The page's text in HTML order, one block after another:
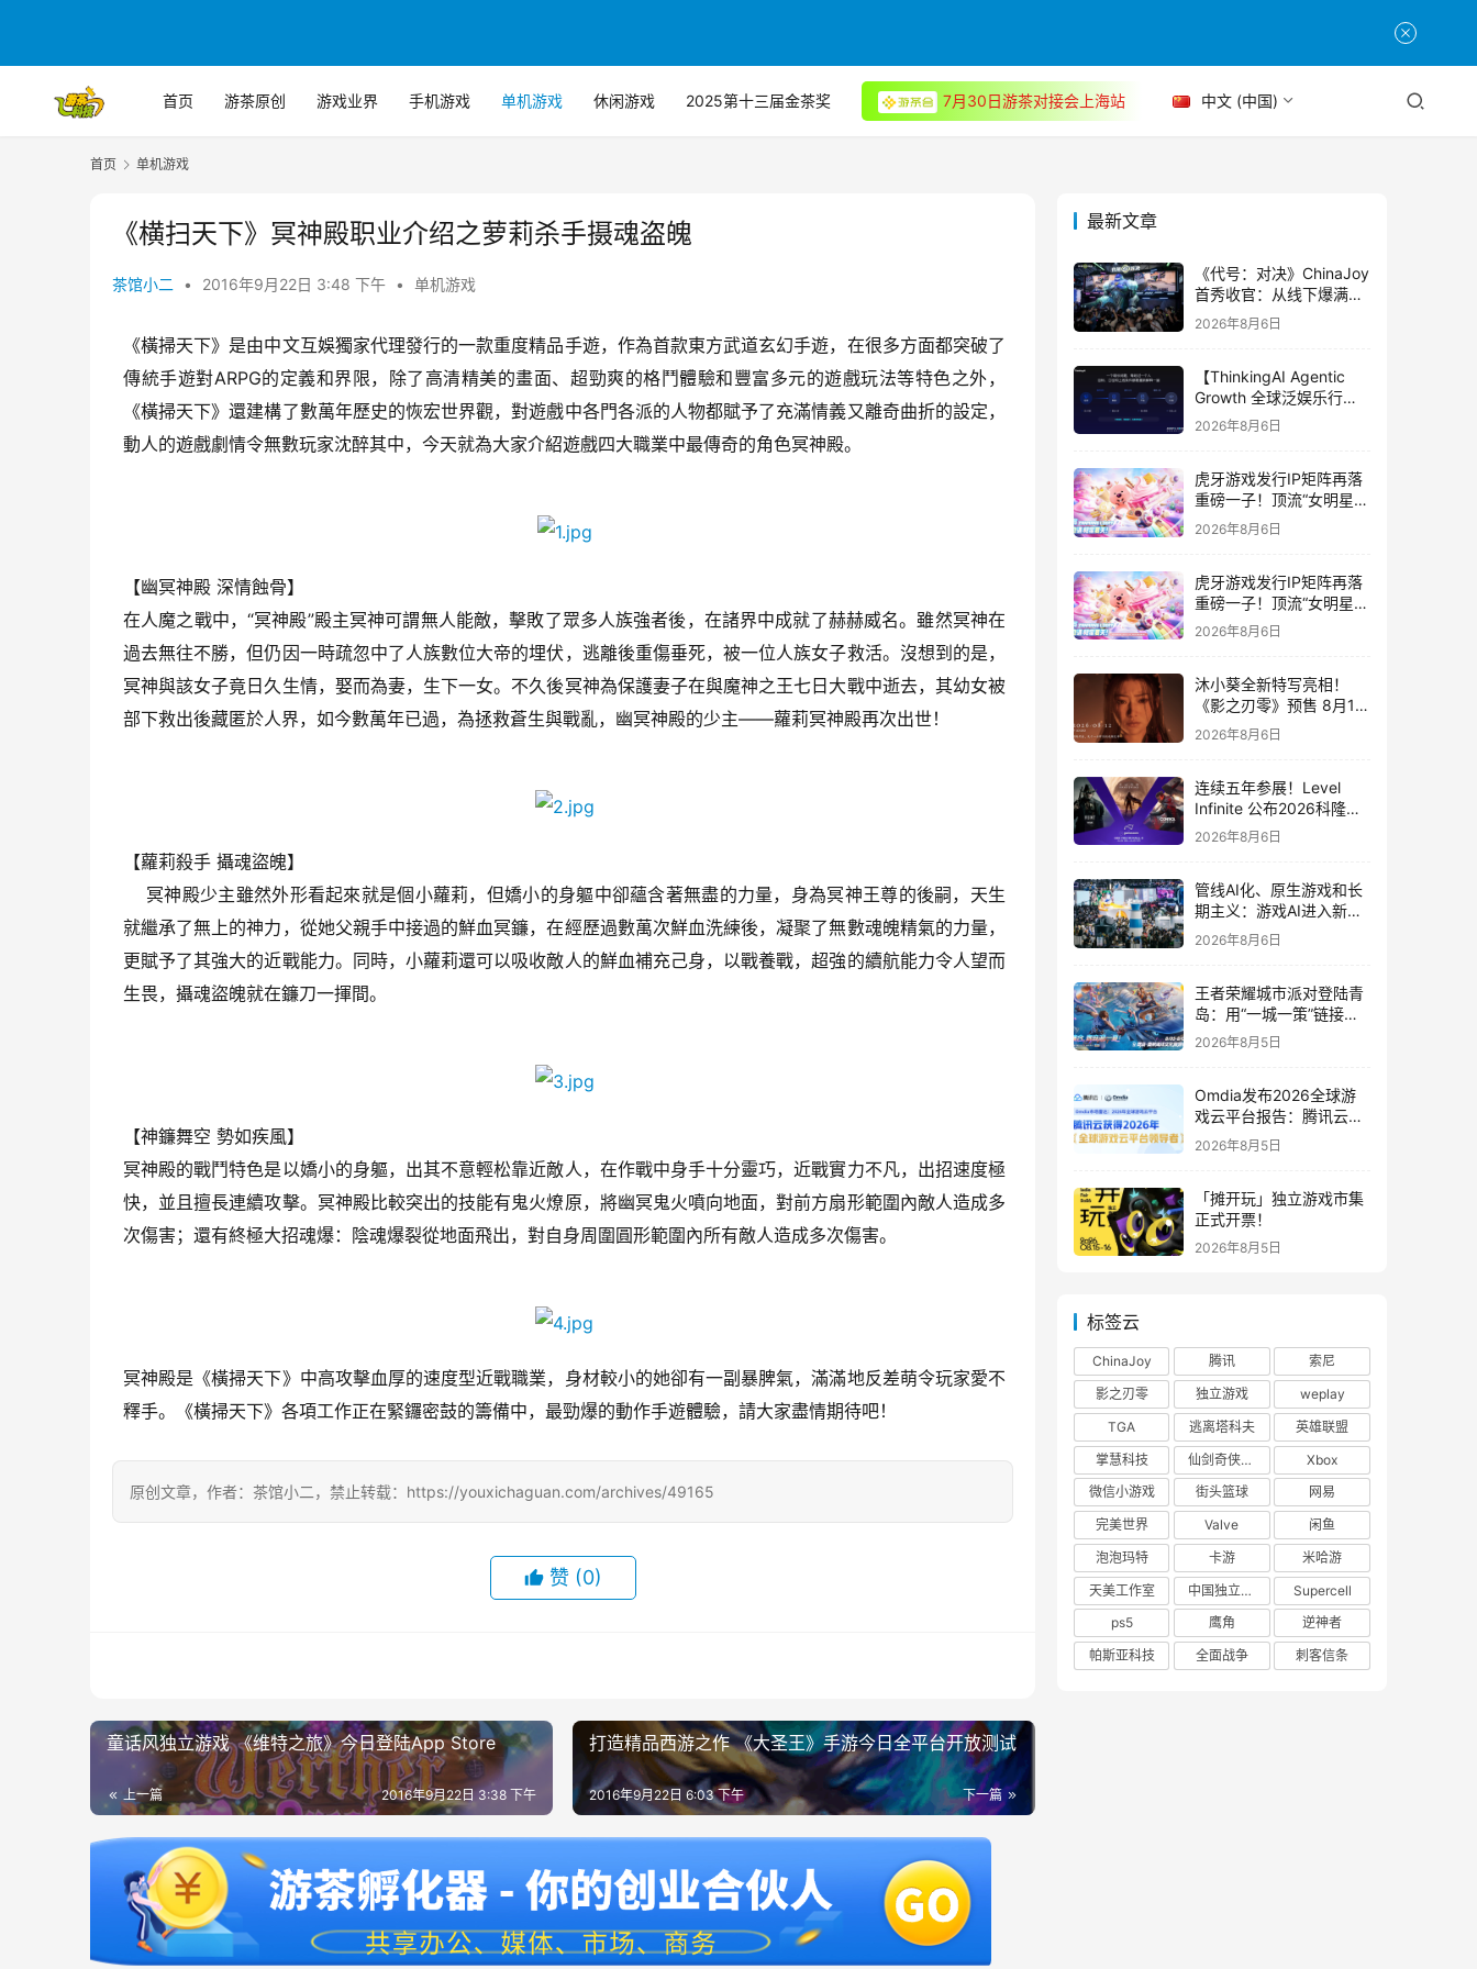
首页 游茶原创 游戏业界 手机游戏 单机游戏 休闲游戏 2025第十三届金茶奖 7月30日游茶对接会上海站 中文 (中国)
首页 单机游戏
《横扫天下》冥神殿职业介绍之萝莉杀手摄魂盗魄
茶馆小二 • 2016年9月22日 3:48 下午 • 单机游戏
《橫掃天下》是由中文互娛獨家代理發行的一款重度精品手遊，作為首款東方武道玄幻手遊，在很多方面都突破了
傳統手遊對ARPG的定義和界限，除了高清精美的畫面、超勁爽的格鬥體驗和豐富多元的遊戲玩法等特色之外，
《橫掃天下》還建構了數萬年歷史的恢宏世界觀，對遊戲中各門各派的人物都賦予了充滿情義又離奇曲折的設定，
動人的遊戲劇情令無數玩家沈醉其中，今天就為大家介紹遊戲四大職業中最傳奇的角色冥神殿。
【幽冥神殿 深情蝕骨】
在人魔之戰中，“冥神殿”殿主冥神可謂無人能敵，擊敗了眾多人族強者後，在諸界中成就了赫赫威名。雖然冥神在
過去無往不勝，但仍因一時疏忽中了人族數位大帝的埋伏，逃離後重傷垂死，被一位人族女子救活。沒想到的是，
冥神與該女子竟日久生情，娶而為妻，生下一女。不久後冥神為保護妻子在與魔神之王七日大戰中逝去，其幼女被
部下救出後藏匿於人界，如今數萬年已過，為拯救蒼生與戰亂，幽冥神殿的少主——蘿莉冥神殿再次出世！
【蘿莉殺手 攝魂盜魄】
冥神殿少主雖然外形看起來就是個小蘿莉，但嬌小的身軀中卻蘊含著無盡的力量，身為冥神王尊的後嗣，天生
就繼承了無上的神力，從她父親手中接過的鮮血冥鐮，在經歷過數萬次鮮血洗練後，凝聚了無數魂魄精氣的力量，
更賦予了其強大的近戰能力。同時，小蘿莉還可以吸收敵人的鮮血補充己身，以戰養戰，超強的續航能力令人望而
生畏，攝魂盜魄就在鐮刀一揮間。
【神鐮舞空 勢如疾風】
冥神殿的戰鬥特色是以嬌小的身軀，出其不意輕松靠近敵人，在作戰中身手十分靈巧，近戰實力不凡，出招速度極
快，並且擅長連續攻擊。冥神殿比較突出的技能有鬼火燎原，將幽冥鬼火噴向地面，對前方扇形範圍內敵人造成多
次傷害；還有終極大招魂爆：陰魂爆裂從地面飛出，對自身周圍圓形範圍內所有敵人造成多次傷害。
冥神殿是《橫掃天下》中高攻擊血厚的速度型近戰職業，身材較小的她卻有一副暴脾氣，滿滿地反差萌令玩家愛不
釋手。《橫掃天下》各項工作正在緊鑼密鼓的籌備中，最勁爆的動作手遊體驗，請大家盡情期待吧！
原创文章，作者：茶馆小二，禁止转载：https://youxichaguan.com/archives/49165
赞 (0)
童话风独立游戏 《维特之旅》今日登陆App Store
上一篇 2016年9月22日 3:38 下午
打造精品西游之作 《大圣王》手游今日全平台开放测试
下一篇
2016年9月22日 6:03 下午
最新文章
《代号：对决》ChinaJoy
首秀收官：从线下爆满看
见玩家的真实期待
2026年8月6日
【ThinkingAI Agentic
Growth 全球泛娱乐行业
峰会】Agent 时代，人到
2026年8月6日
虎牙游戏发行IP矩阵再落
重磅一子！顶流“女明星”
ZANMANG LOOPY 正版
3D消除手游《消消奇遇》
2026年8月6日
虎牙游戏发行IP矩阵再落
重磅一子！顶流“女明星”
ZANMANG LOOPY 正版
2026年8月6日
沐小葵全新特写亮相！
《影之刃零》预售 8月12
日开启
2026年8月6日
连续五年参展！Level
Infinite 公布2026科隆游
戏展产品阵容
2026年8月6日
管线AI化、原生游戏和长
期主义：游戏AI进入新共
识时代
2026年8月6日
王者荣耀城市派对登陆青
岛：用“一城一策”链接海
洋场景，以双向奔赴带动
2026年8月5日
Omdia发布2026全球游
戏云平台报告：腾讯云连
续两年入选“领导者”象限
2026年8月5日
「摊开玩」独立游戏市集
正式开票！
2026年8月5日
标签云
ChinaJoy 腾讯
索尼
影之刃零
独立游戏
weplay
TGA
逃离塔科夫
英雄联盟
掌慧科技
仙剑奇侠传四
Xbox
微信小游戏
街头篮球
网易
完美世界
Valve
闲鱼
泡泡玛特
卡游
米哈游
天美工作室
中国独立游戏联盟
Supercell
ps5
鹰角
逆神者
帕斯亚科技
全面战争 刺客信条